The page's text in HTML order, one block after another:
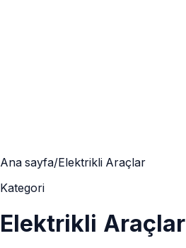
Ana sayfa/Elektrikli Araçlar
Kategori
Elektrikli Araçlar